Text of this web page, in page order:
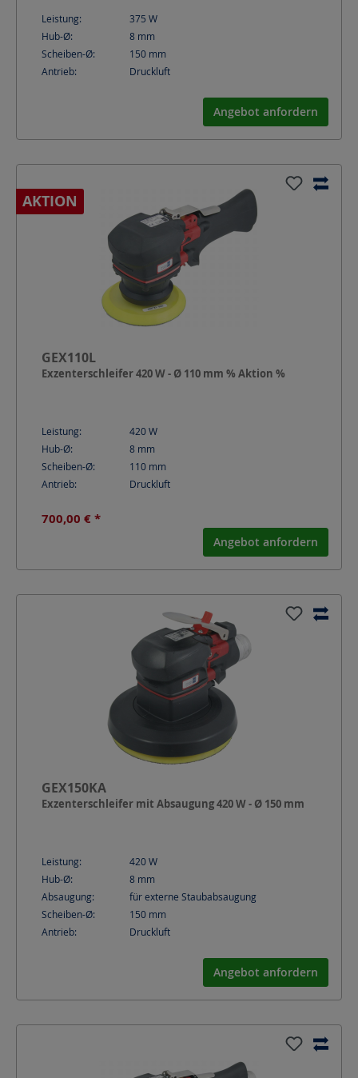
Leistung: 375 W
Hub-Ø:
8 mm
Scheiben-Ø:
150 mm
Antrieb:
Druckluft
Angebot anfordern
AKTION
GEX110L
Exzenterschleifer 420 W - Ø 110 mm % Aktion %
Leistung: 420W
Hub-Ø:
8 mm
Scheiben-Ø:
110 mm
Antrieb:
Druckluft
700,00 € *
Angebot anfordern
GEX150KA
Exzenterschleifer mit Absaugung 420 W - Ø 150 mm
Leistung: 420W
Hub-Ø:
8 mm
Absaugung:
für externe Staubabsaugung
Scheiben-Ø:
150 mm
Antrieb:
Druckluft
Angebot anfordern